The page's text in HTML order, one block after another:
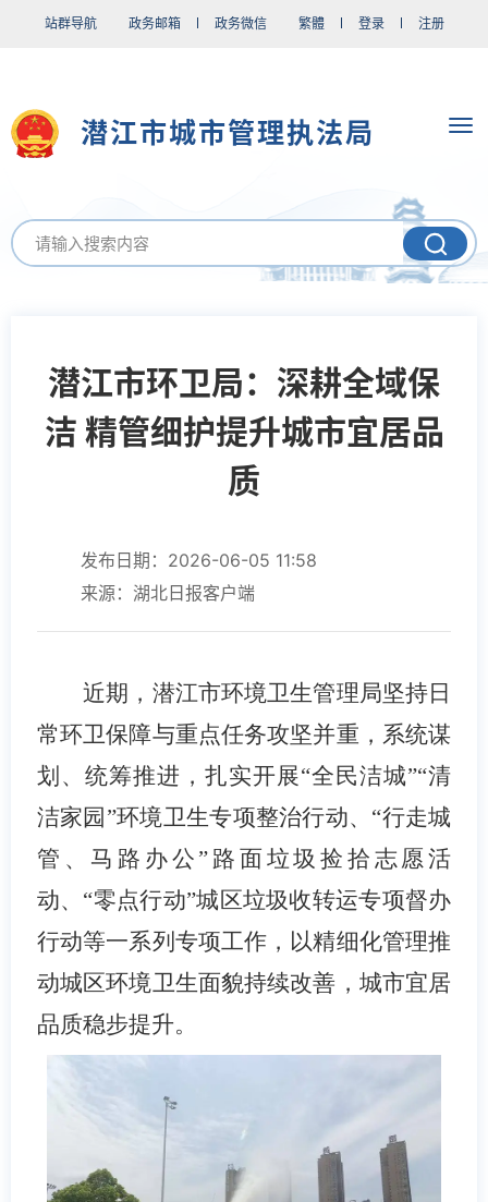
站群导航 政务邮箱 政务微信 繁體 登录 注册
潜江市城市管理执法局
潜江市环卫局：深耕全域保
洁 精管细护提升城市宜居品
质
发布日期：2026-06-05 11:58
来源：湖北日报客户端
近期，潜江市环境卫生管理局坚持日
常环卫保障与重点任务攻坚并重，系统谋
划、统筹推进，扎实开展“全民洁城”“清
洁家园”环境卫生专项整治行动、“行走城
管、马路办公”路面垃圾捡拾志愿活
动、“零点行动”城区垃圾收转运专项督办
行动等一系列专项工作，以精细化管理推
动城区环境卫生面貌持续改善，城市宜居
品质稳步提升。